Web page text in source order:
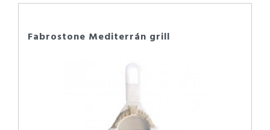
Fabrostone Mediterrán grill